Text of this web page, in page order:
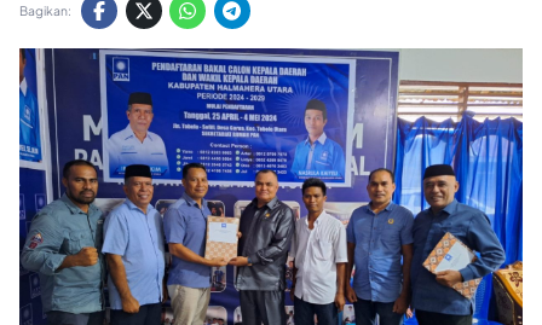
Bagikan: